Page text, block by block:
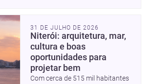
31 DE JULHO DE 2026
Niterói: arquitetura, mar,
cultura e boas
oportunidades para
projetar bem
Com cerca de 515 mil habitantes